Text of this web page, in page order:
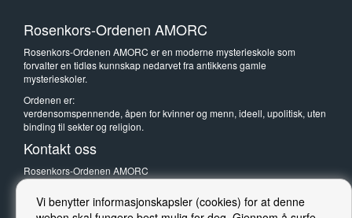
Vi benytter informasjonskapsler (cookies) for at denne
Rosenkors-Ordenen AMORC
Rosenkors-Ordenen AMORC er en moderne mysterieskole som
forvalter en tidløs kunnskap nedarvet fra antikkens gamle
mysterieskoler.
Ordenen er:
verdensomspennende, åpen for kvinner og menn, ideell, upolitisk, uten
binding til sekter og religion.
Kontakt oss
Rosenkors-Ordenen AMORC
Rösan, Gathes väg 141
SE-439 36 Onsala
Sverige